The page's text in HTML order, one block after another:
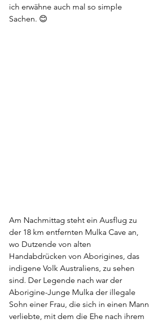
ich erwähne auch mal so simple
Sachen. 😊
Am Nachmittag steht ein Ausflug zu
der 18 km entfernten Mulka Cave an,
wo Dutzende von alten
Handabdrücken von Aborigines, das
indigene Volk Australiens, zu sehen
sind. Der Legende nach war der
Aborigine-Junge Mulka der illegale
Sohn einer Frau, die sich in einen Mann
verliebte, mit dem die Ehe nach ihrem